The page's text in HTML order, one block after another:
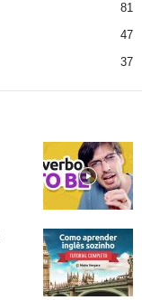
81
47
37